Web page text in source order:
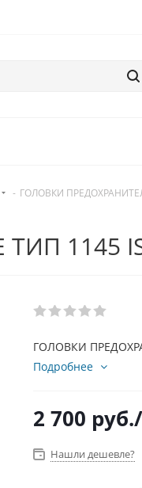
- ГОЛОВКИ
1145
ГОЛОВКИ
Подробнее
2 700 руб.
Нашли дешевле?